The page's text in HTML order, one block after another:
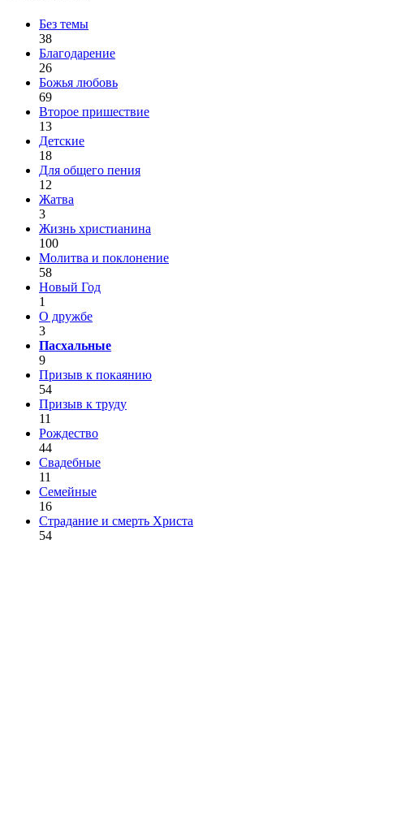
Без темы
38
Благодарение
26
Божья любовь
69
Второе пришествие
13
Детские
18
Для общего пения
12
Жатва
3
Жизнь христианина
100
Молитва и поклонение
58
Новый Год
1
О дружбе
3
Пасхальные
9
Призыв к покаянию
54
Призыв к труду
11
Рождество
44
Свадебные
11
Семейные
16
Страдание и смерть Христа
54